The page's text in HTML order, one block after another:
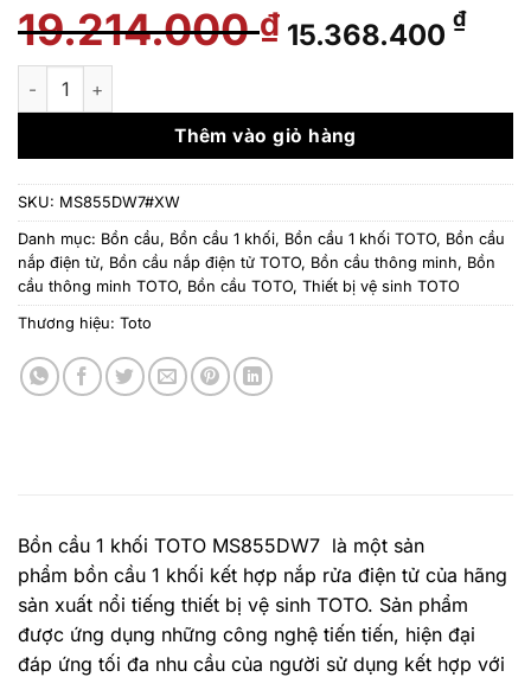
19.214.000₫ Giá
gốc
19.214.000 ₫.
15.368.400 ₫Giá
là:
Bồn cầu 1 khối TOTO MS855DW7 – Nắp rửa điện tử số lượng
Thêm vào giỏ hàng
SKU: MS855DW7#XW
Danh mục: Bồn cầu, Bồn cầu 1 khối, Bồn cầu 1 khối TOTO, Bồn cầu
nắp điện tử, Bồn cầu nắp điện tử TOTO, Bồn cầu thông minh, Bồn
cầu thông minh TOTO, Bồn cầu TOTO, Thiết bị vệ sinh TOTO
Thương hiệu: Toto
Bồn cầu 1 khối TOTO MS855DW7 là một sản
phẩm bồn cầu 1 khối kết hợp nắp rửa điện tử của hãng
sản xuất nổi tiếng thiết bị vệ sinh TOTO. Sản phẩm
được ứng dụng những công nghệ tiến tiến, hiện đại
đáp ứng tối đa nhu cầu của người sử dụng kết hợp với